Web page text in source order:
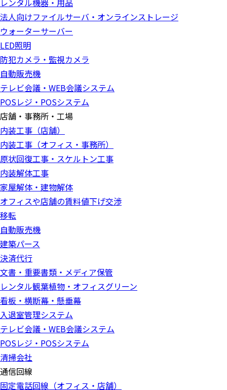
レンタル機器・用品
法人向けファイルサーバ・オンラインストレージ
ウォーターサーバー
LED照明
防犯カメラ・監視カメラ
自動販売機
テレビ会議・WEB会議システム
POSレジ・POSシステム
店舗・事務所・工場
内装工事（店舗）
内装工事（オフィス・事務所）
原状回復工事・スケルトン工事
内装解体工事
家屋解体・建物解体
オフィスや店舗の賃料値下げ交渉
移転
自動販売機
建築パース
決済代行
文書・重要書類・メディア保管
レンタル観葉植物・オフィスグリーン
看板・横断幕・懸垂幕
入退室管理システム
テレビ会議・WEB会議システム
POSレジ・POSシステム
清掃会社
通信回線
固定電話回線（オフィス・店舗）